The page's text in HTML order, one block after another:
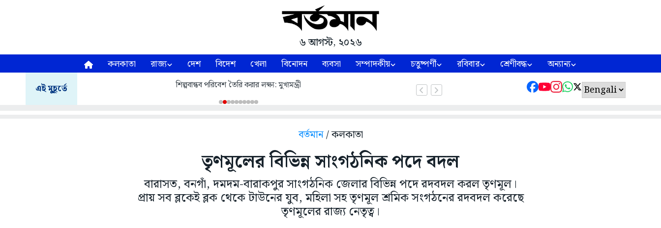
৬ আগস্ট, ২০২৬
কলকাতা রাজ্য দেশ বিদেশ খেলা বিনোদন ব্যবসা সম্পাদকীয় চতুষ্পর্ণী রবিবার শ্রেণীবদ্ধ অন্যান্য
এই মুহূর্তে শিল্পবান্ধব পরিবেশ তৈরি করার লক্ষ্য: মুখ্যমন্ত্রী
বর্তমান/ কলকাতা
তৃণমূলের বিভিন্ন সাংগঠনিক পদে বদল
বারাসত, বনগাঁ, দমদম-বারাকপুর সাংগঠনিক জেলার বিভিন্ন পদে রদবদল করল তৃণমূল।
প্রায় সব ব্লকেই ব্লক থেকে টাউনের যুব, মহিলা সহ তৃণমূল শ্রমিক সংগঠনের রদবদল করেছে
তৃণমূলের রাজ্য নেতৃত্ব।